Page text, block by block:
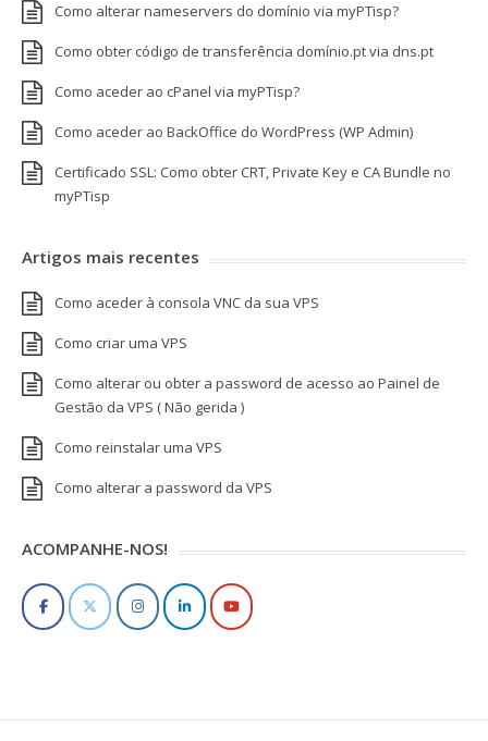
Como alterar nameservers do domínio via myPTisp?
Como obter código de transferência domínio.pt via dns.pt
Como aceder ao cPanel via myPTisp?
Como aceder ao BackOffice do WordPress (WP Admin)
Certificado SSL: Como obter CRT, Private Key e CA Bundle no
myPTisp
Artigos mais recentes
Como aceder à consola VNC da sua VPS
Como criar uma VPS
Como alterar ou obter a password de acesso ao Painel de
Gestão da VPS ( Não gerida )
Como reinstalar uma VPS
Como alterar a password da VPS
ACOMPANHE-NOS!